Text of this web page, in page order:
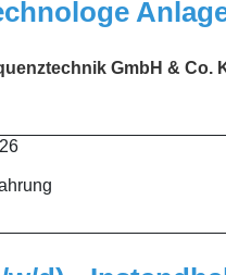
GmbH & Co.